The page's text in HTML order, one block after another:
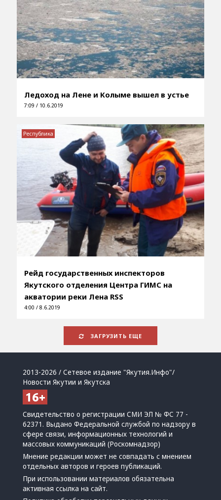
Ледоход на Лене и Колыме вышел в устье
7:09 / 10.6.2019
Рейд государственных инспекторов
Якутского отделения Центра ГИМС на
акватории реки Лена RSS
4:00 / 8.6.2019
Республика
ЗАГРУЗИТЬ ЕЩЕ
2013-2026 / Сетевое издание "Якутия.Инфо"/
Новости Якутии и Якутска
Свидетельство о регистрации СМИ ЭЛ № ФС 77 -
62371. Выдано Федеральной службой по надзору в
сфере связи, информационных технологий и
массовых коммуникаций (Роскомнадзор)
Мнение редакции может не совпадать с мнением
отдельных авторов и героев публикаций.
При использовании материалов обязательна
активная ссылка на сайт.